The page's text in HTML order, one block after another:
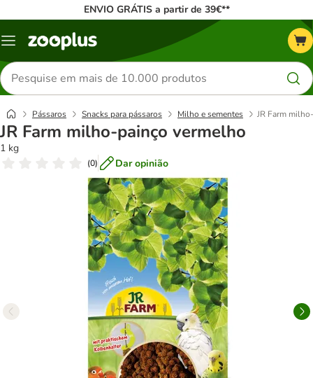
ENVIO GRÁTIS a partir de 39€**
Menu
Pesquisar
produtos
Pássaros Snacks para pássaros Milho e sementes JR Farm
JR Farm milho-painço vermelho
1 kg
(0) Dar opinião